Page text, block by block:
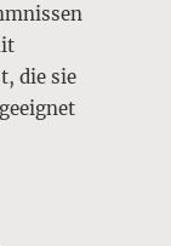
die sie